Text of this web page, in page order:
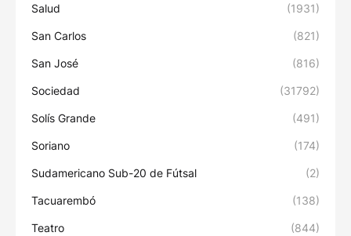
Salud (1931)
San Carlos (821)
San José (816)
Sociedad (31792)
Solís Grande (491)
Soriano (174)
Sudamericano Sub-20 de Fútsal (2)
Tacuarembó (138)
Teatro (844)